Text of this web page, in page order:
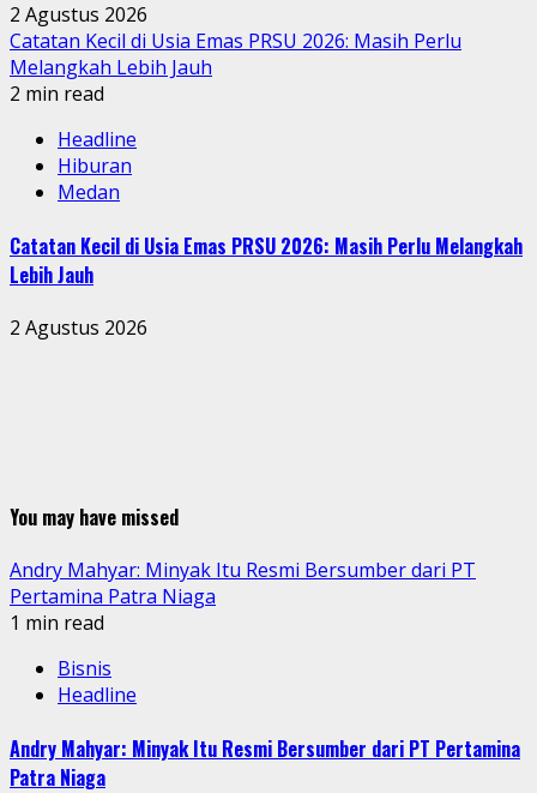
2 Agustus 2026
Catatan Kecil di Usia Emas PRSU 2026: Masih Perlu
Melangkah Lebih Jauh
2 min read
Headline
Hiburan
Medan
Catatan Kecil di Usia Emas PRSU 2026: Masih Perlu Melangkah
Lebih Jauh
2 Agustus 2026
You may have missed
Andry Mahyar: Minyak Itu Resmi Bersumber dari PT
Pertamina Patra Niaga
1 min read
Bisnis
Headline
Andry Mahyar: Minyak Itu Resmi Bersumber dari PT Pertamina
Patra Niaga